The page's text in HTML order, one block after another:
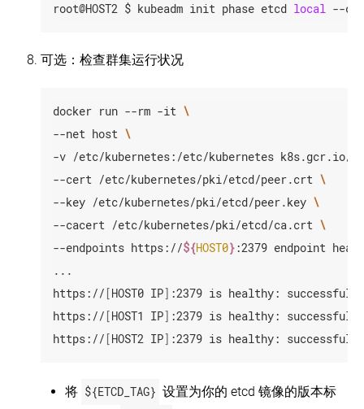
root@HOST2 $ kubeadm init phase etcd local --
可选：检查群集运行状况
docker run --rm -it
--net host
-v /etc/kubernetes:/etc/kubernetes k8s.gcr.io/
--cert /etc/kubernetes/pki/etcd/peer.crt
--key /etc/kubernetes/pki/etcd/peer.key
--cacert /etc/kubernetes/pki/etcd/ca.crt
--endpoints https://${HOST0}:2379 endpoint
...
https:// [HOST0 IP] :2379 is healthy:
https:// [HOST1 IP] :2379 is healthy:
https:// [HOST2 IP] :2379 is healthy:
将 ${ETCD_TAG} 设置为你的 etcd 镜像的版本标